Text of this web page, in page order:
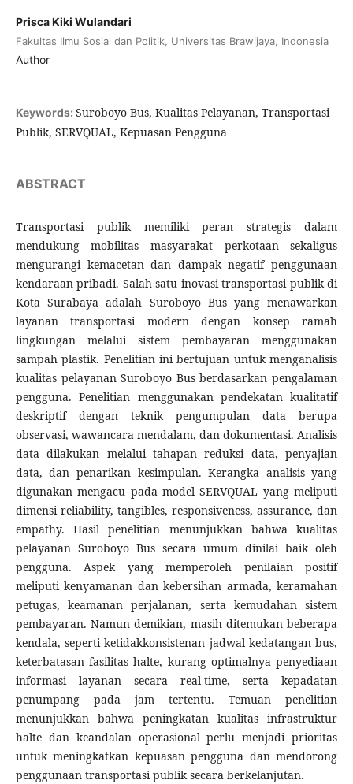
Prisca Kiki Wulandari
Fakultas Ilmu Sosial dan Politik, Universitas Brawijaya, Indonesia
Author
Keywords: Suroboyo Bus, Kualitas Pelayanan, Transportasi
Publik, SERVQUAL, Kepuasan Pengguna
ABSTRACT
Transportasi publik memiliki peran strategis dalam
mendukung mobilitas masyarakat perkotaan sekaligus
mengurangi kemacetan dan dampak negatif penggunaan
kendaraan pribadi. Salah satu inovasi transportasi publik di
Kota Surabaya adalah Suroboyo Bus yang menawarkan
layanan transportasi modern dengan konsep ramah
lingkungan melalui sistem pembayaran menggunakan
sampah plastik. Penelitian ini bertujuan untuk menganalisis
kualitas pelayanan Suroboyo Bus berdasarkan pengalaman
pengguna. Penelitian menggunakan pendekatan kualitatif
deskriptif dengan teknik pengumpulan data berupa
observasi, wawancara mendalam, dan dokumentasi. Analisis
data dilakukan melalui tahapan reduksi data, penyajian
data, dan penarikan kesimpulan. Kerangka analisis yang
digunakan mengacu pada model SERVQUAL yang meliputi
dimensi reliability, tangibles, responsiveness, assurance, dan
empathy. Hasil penelitian menunjukkan bahwa kualitas
pelayanan Suroboyo Bus secara umum dinilai baik oleh
pengguna. Aspek yang memperoleh penilaian positif
meliputi kenyamanan dan kebersihan armada, keramahan
petugas, keamanan perjalanan, serta kemudahan sistem
pembayaran. Namun demikian, masih ditemukan beberapa
kendala, seperti ketidakkonsistenan jadwal kedatangan bus,
keterbatasan fasilitas halte, kurang optimalnya penyediaan
informasi layanan secara real-time, serta kepadatan
penumpang pada jam tertentu. Temuan penelitian
menunjukkan bahwa peningkatan kualitas infrastruktur
halte dan keandalan operasional perlu menjadi prioritas
untuk meningkatkan kepuasan pengguna dan mendorong
penggunaan transportasi publik secara berkelanjutan.